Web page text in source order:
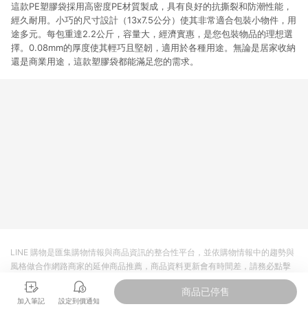
這款PE塑膠袋採用高密度PE材質製成，具有良好的抗撕裂和防潮性能，
經久耐用。小巧的尺寸設計（13x7.5公分）使其非常適合包裝小物件，用
途多元。每包重達2.2公斤，容量大，經濟實惠，是您包裝物品的理想選
擇。0.08mm的厚度使其輕巧且堅韌，適用於各種用途。無論是居家收納
還是商業用途，這款塑膠袋都能滿足您的需求。
加入筆記 設定到價通知
商品已停售
LINE 購物是匯集購物情報與商品資訊的整合性平台，並依購物情報中的趨勢與
風格做合作網路商家的延伸商品推薦，商品資料更新會有時間差，請務必點擊
商品至各合作網路商家，確認現售價與購物條件，一切資訊以合作廠商網頁為
準。